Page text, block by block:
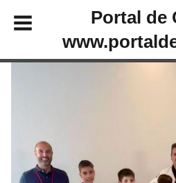
Portal de